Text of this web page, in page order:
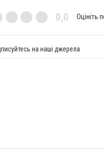
0,0 Оцініть
на наші джерела